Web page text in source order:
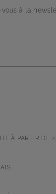
vous à la
À PARTIR DE